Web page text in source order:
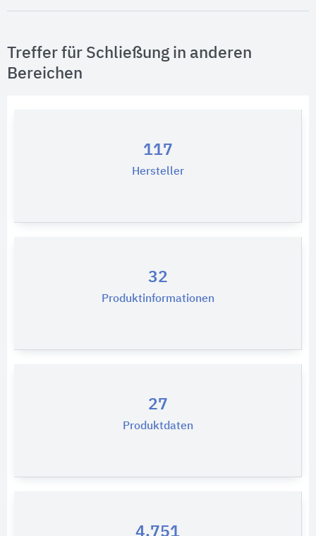
Treffer für Schließung in anderen
Bereichen
117
Hersteller
32
Produktinformationen
27
Produktdaten
4.751